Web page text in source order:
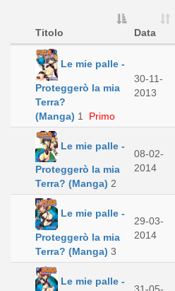
Titolo Data
Le mie palle -
Proteggerò la mia
Terra?
(Manga) 1 Primo
30-11-
2013
Le mie palle -
Proteggerò la mia
Terra? (Manga) 2
08-02-
2014
Le mie palle -
Proteggerò la mia
Terra? (Manga) 3
29-03-
2014
Le mie palle -